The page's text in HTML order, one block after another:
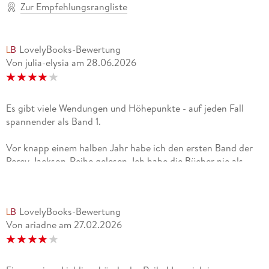
Zur Empfehlungsrangliste
LovelyBooks-Bewertung
Von julia-elysia am 28.06.2026
Es gibt viele Wendungen und Höhepunkte - auf jeden Fall
spannender als Band 1.
Vor knapp einem halben Jahr habe ich den ersten Band der
Percy-Jackson-Reihe gelesen. Ich habe die Bücher nie als
angehen, da ich unter anderem die neue Serie ganz cool
finde.Band 2 fand ich wesentlich spannender als Band 1. Es
gab viele, viele Twists und Handlungshöhepunkte (und
LovelyBooks-Bewertung
Von ariadne am 27.02.2026